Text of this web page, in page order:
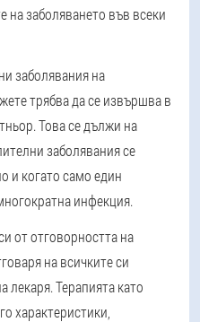
на заболяването във всеки
заболявания на
трябва да се извършва в
Това се дължи на
заболявания се
и когато само един
инфекция.
от отговорността на
на всичките си
лекаря.Терапията като
характеристики,